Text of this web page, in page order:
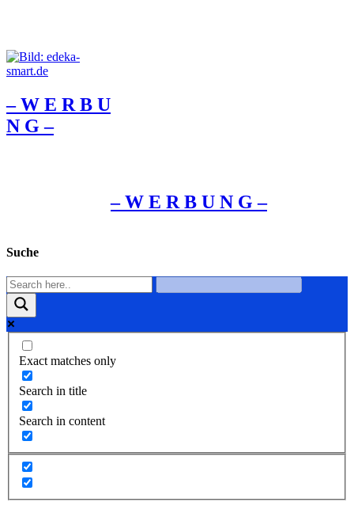
– W Ε R Β U
Ν G –
– W Ε R Β U Ν G –
Suche
Exact matches only
Search in title
Search in content